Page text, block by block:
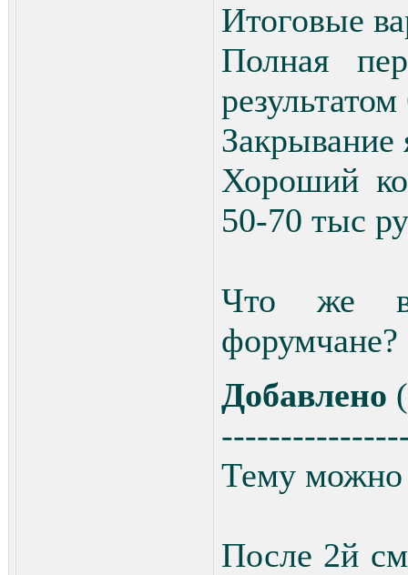
Итоговые
Полная
Закрывание
Хороший
50-70 тыс
Что же
форумчане?
Добавлено
Тему можно
После 2й